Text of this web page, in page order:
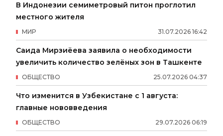
В Индонезии семиметровый питон проглотил
местного жителя
31.07.2026 16:42
МИР
Саида Мирзиёева заявила о необходимости
увеличить количество зелёных зон в Ташкенте
25.07.2026 04:37
ОБЩЕСТВО
Что изменится в Узбекистане с 1 августа:
главные нововведения
29.07.2026 06:19
ОБЩЕСТВО